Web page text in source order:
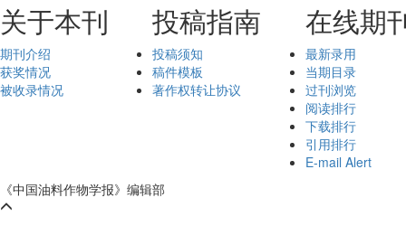
关于本刊
期刊介绍
获奖情况
被收录情况
投稿指南
投稿须知
稿件模板
著作权转让协议
在线期
最新录用
当期目录
过刊浏览
阅读排行
下载排行
引用排行
E-mail Alert
《中国油料作物学报》编辑部